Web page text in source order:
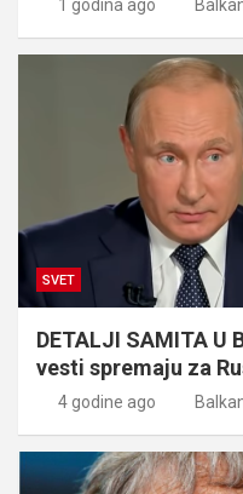
1 godina ago
SVET
DETALJI SAMITA U
vesti spremaju za
4 godine ago